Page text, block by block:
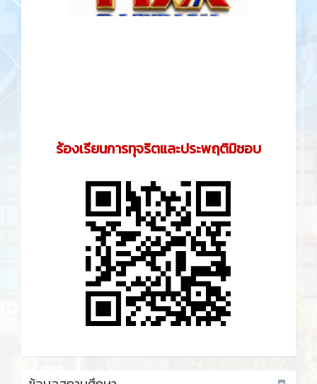
วิทยาลัยเทคนิคพัทยา
15/17 ม.2 ต.นาเกลือ
โทร 038-190927
โทรสาร 038-221818
Email :saraban@pattayatech.mail.go.th